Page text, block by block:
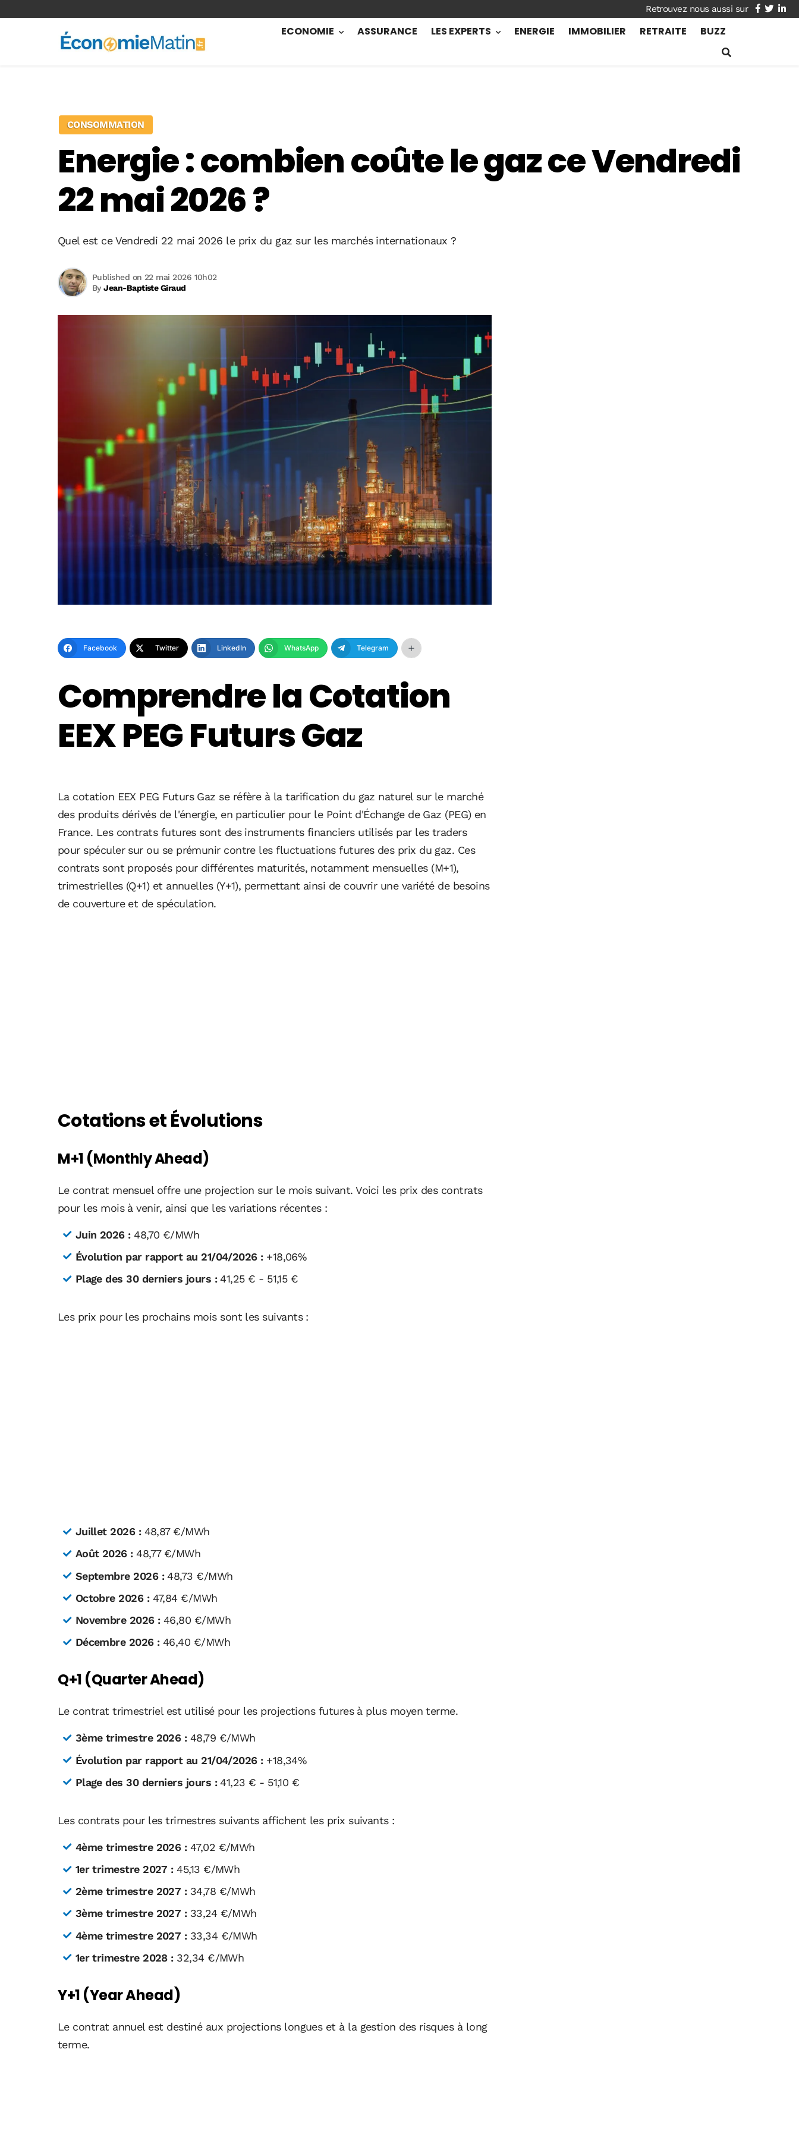
facebook
twitter
ECONOMIE ASSURANCE LES EXPERTS ENERGIE IMMOBILIER RETRAITE BUZZ
CONSOMMATION
Energie : combien coûte le gaz ce Vendredi
22 mai 2026 ?
Quel est ce Vendredi 22 mai 2026 le prix du gaz sur les marchés internationaux ?
ByJean-Baptiste Giraud
Published on 22 mai 2026 10h02
Facebook Twitter LinkedIn WhatsApp Telegram
Comprendre la Cotation
EEX PEG Futurs Gaz
La cotation EEX PEG Futurs Gaz se réfère à la tarification du gaz naturel sur le marché
des produits dérivés de l'énergie, en particulier pour le Point d'Échange de Gaz (PEG) en
France. Les contrats futures sont des instruments financiers utilisés par les traders
pour spéculer sur ou se prémunir contre les fluctuations futures des prix du gaz. Ces
contrats sont proposés pour différentes maturités, notamment mensuelles (M+1),
trimestrielles (Q+1) et annuelles (Y+1), permettant ainsi de couvrir une variété de besoins
de couverture et de spéculation.
Cotations et Évolutions
M+1 (Monthly Ahead)
Le contrat mensuel offre une projection sur le mois suivant. Voici les prix des contrats
pour les mois à venir, ainsi que les variations récentes :
Juin 2026 :48,70 €/MWh
Évolution par rapport au 21/04/2026 :+18,06%
Plage des 30 derniers jours :41,25 € - 51,15 €
Les prix pour les prochains mois sont les suivants :
Juillet 2026 :48,87 €/MWh
Août 2026 :48,77 €/MWh
Septembre 2026 :48,73 €/MWh
Octobre 2026 :47,84 €/MWh
Novembre 2026 :46,80 €/MWh
Décembre 2026 :46,40 €/MWh
Q+1 (Quarter Ahead)
Le contrat trimestriel est utilisé pour les projections futures à plus moyen terme.
3ème trimestre 2026 :48,79 €/MWh
Évolution par rapport au 21/04/2026 :+18,34%
Plage des 30 derniers jours :41,23 € - 51,10 €
Les contrats pour les trimestres suivants affichent les prix suivants :
4ème trimestre 2026 :47,02 €/MWh
1er trimestre 2027 :45,13 €/MWh
2ème trimestre 2027 :34,78 €/MWh
3ème trimestre 2027 :33,24 €/MWh
4ème trimestre 2027 :33,34 €/MWh
1er trimestre 2028 :32,34 €/MWh
Y+1 (Year Ahead)
Le contrat annuel est destiné aux projections longues et à la gestion des risques à long
terme.